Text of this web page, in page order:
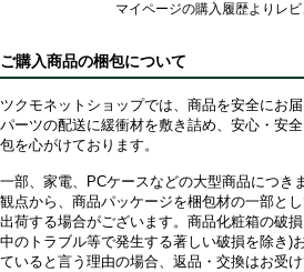
マイページの購入履歴よりレ
ご購入商品の梱包について
ツクモネットショップでは、商品を安全にお
パーツの配送に緩衝材を敷き詰め、安心・安
包を心がけております。
一部、家電、PCケースなどの大型商品につき
観点から、商品パッケージを梱包材の一部と
出荷する場合がございます。商品化粧箱の破
中のトラブル等で発生する著しい破損を除き)
ていると言う理由の場合、返品・交換はお受